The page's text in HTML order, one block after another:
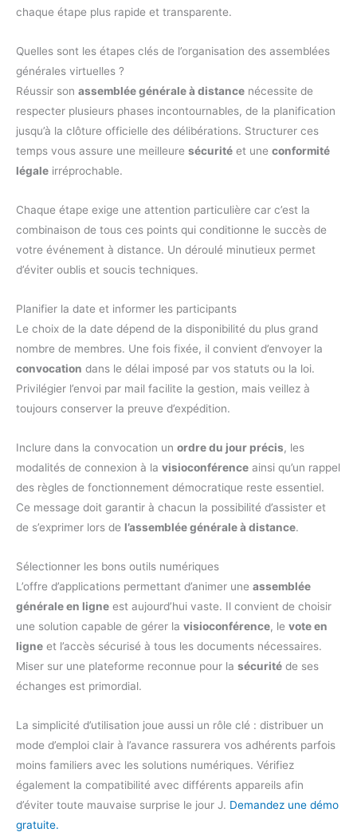
chaque étape plus rapide et transparente.
Quelles sont les étapes clés de l’organisation des assemblées
générales virtuelles ?
Réussir son assemblée générale à distance nécessite de
respecter plusieurs phases incontournables, de la planification
jusqu’à la clôture officielle des délibérations. Structurer ces
temps vous assure une meilleure sécurité et une conformité
légale irréprochable.
Chaque étape exige une attention particulière car c’est la
combinaison de tous ces points qui conditionne le succès de
votre événement à distance. Un déroulé minutieux permet
d’éviter oublis et soucis techniques.
Planifier la date et informer les participants
Le choix de la date dépend de la disponibilité du plus grand
nombre de membres. Une fois fixée, il convient d’envoyer la
convocation dans le délai imposé par vos statuts ou la loi.
Privilégier l’envoi par mail facilite la gestion, mais veillez à
toujours conserver la preuve d’expédition.
Inclure dans la convocation un ordre du jour précis, les
modalités de connexion à la visioconférence ainsi qu’un rappel
des règles de fonctionnement démocratique reste essentiel.
Ce message doit garantir à chacun la possibilité d’assister et
de s’exprimer lors de l’assemblée générale à distance.
Sélectionner les bons outils numériques
L’offre d’applications permettant d’animer une assemblée
générale en ligne est aujourd’hui vaste. Il convient de choisir
une solution capable de gérer la visioconférence, le vote en
ligne et l’accès sécurisé à tous les documents nécessaires.
Miser sur une plateforme reconnue pour la sécurité de ses
échanges est primordial.
La simplicité d’utilisation joue aussi un rôle clé : distribuer un
mode d’emploi clair à l’avance rassurera vos adhérents parfois
moins familiers avec les solutions numériques. Vérifiez
également la compatibilité avec différents appareils afin
d’éviter toute mauvaise surprise le jour J. Demandez une démo
gratuite.